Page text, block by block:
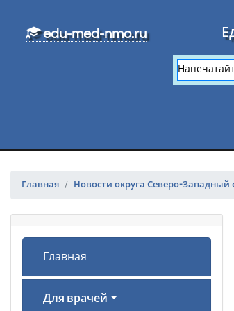
edu-med-nmo.ru
Главная Новости округа Северо-Западный
Главная
Для врачей